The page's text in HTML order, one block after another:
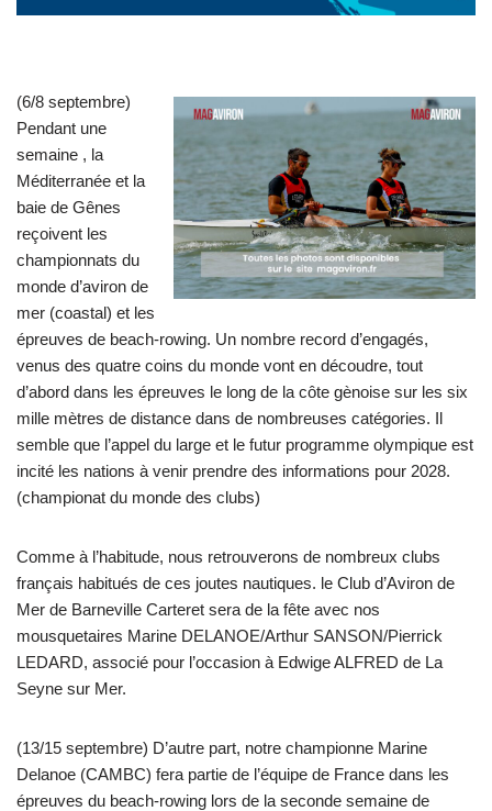
(6/8 septembre)
Pendant une
semaine , la
Méditerranée et la
baie de Gênes
reçoivent les
championnats du
monde d’aviron de
mer (coastal) et les
épreuves de beach-rowing. Un nombre record d’engagés,
venus des quatre coins du monde vont en découdre, tout
d’abord dans les épreuves le long de la côte gènoise sur les six
mille mètres de distance dans de nombreuses catégories. Il
semble que l’appel du large et le futur programme olympique est
incité les nations à venir prendre des informations pour 2028.
(championat du monde des clubs)
Comme à l’habitude, nous retrouverons de nombreux clubs
français habitués de ces joutes nautiques. le Club d’Aviron de
Mer de Barneville Carteret sera de la fête avec nos
mousquetaires Marine DELANOE/Arthur SANSON/Pierrick
LEDARD, associé pour l’occasion à Edwige ALFRED de La
Seyne sur Mer.
(13/15 septembre) D’autre part, notre championne Marine
Delanoe (CAMBC) fera partie de l’équipe de France dans les
épreuves du beach-rowing lors de la seconde semaine de